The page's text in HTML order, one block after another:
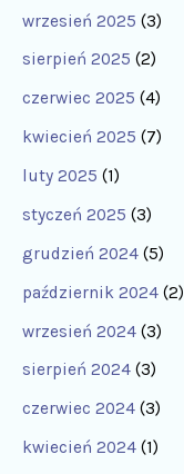
wrzesień 2025 (3)
sierpień 2025 (2)
czerwiec 2025 (4)
kwiecień 2025 (7)
luty 2025 (1)
styczeń 2025 (3)
grudzień 2024 (5)
październik 2024 (2)
wrzesień 2024 (3)
sierpień 2024 (3)
czerwiec 2024 (3)
kwiecień 2024 (1)